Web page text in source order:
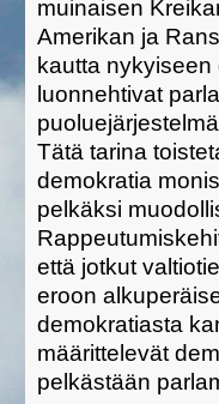
muinaisen
Amerikan ja
kautta
luonnehtivat
Tätä tarina
demokratia
pelkäksi
että jotkut
eroon
demokratiasta
määrittelevät
pelkästään